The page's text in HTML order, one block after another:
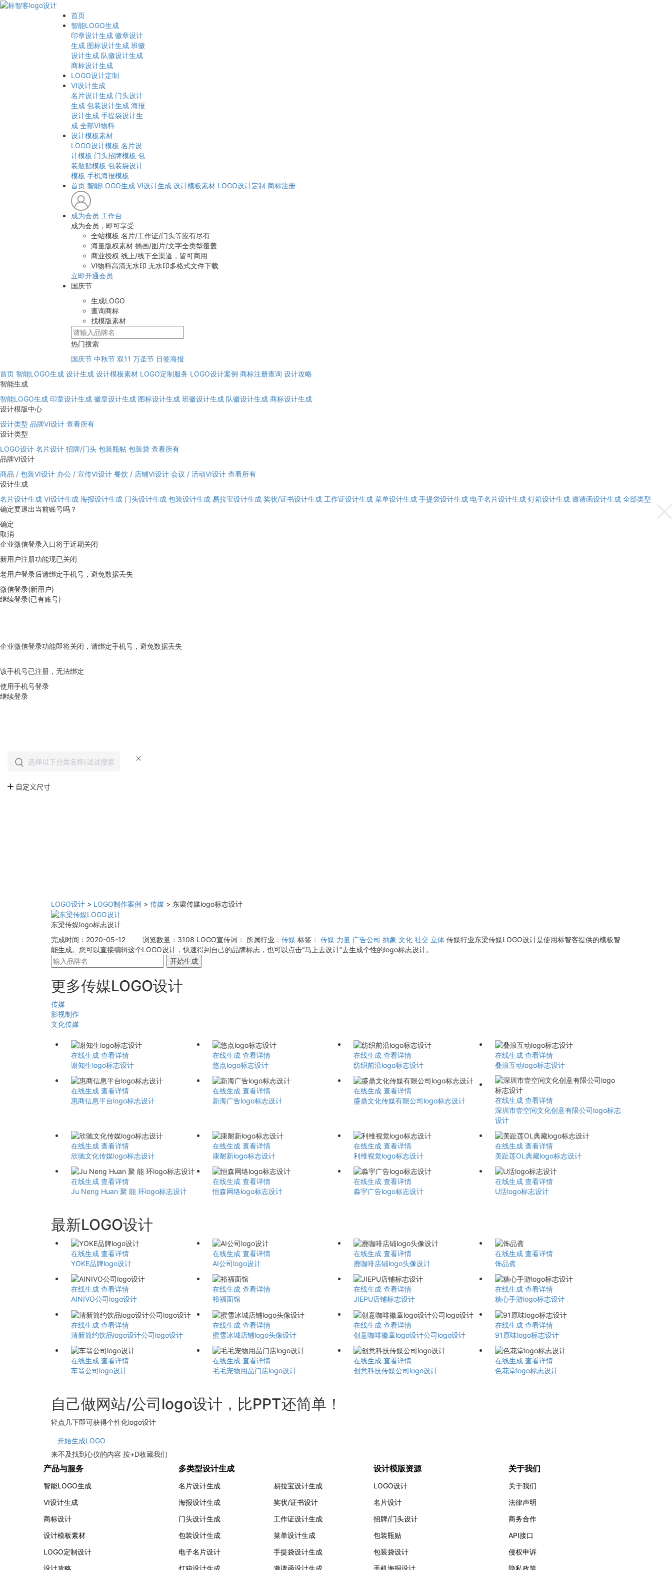
首页
智能LOGO生成
印章设计生成 徽章设计
生成 图标设计生成 班徽
设计生成 队徽设计生成
商标设计生成
LOGO设计定制
VI设计生成
名片设计生成 门头设计
生成 包装设计生成 海报
设计生成 手提袋设计生
成 全部VI物料
设计模板素材
LOGO设计模板 名片设
计模板 门头招牌模板 包
装瓶贴模板 包装袋设计
模板 手机海报模板
首页 智能LOGO生成 VI设计生成 设计模板素材 LOGO设计定制 商标注册
成为会员 工作台
成为会员，即可享受
全站模板 名片/工作证/门头等应有尽有
海量版权素材 插画/图片/文字全类型覆盖
商业授权 线上/线下全渠道，皆可商用
VI物料高清无水印 无水印多格式文件下载
立即开通会员
国庆节
生成LOGO
查询商标
找模版素材
热门搜索
国庆节 中秋节 双11 万圣节 日签海报
首页 智能LOGO生成 设计生成 设计模板素材 LOGO定制服务 LOGO设计案例 商标注册查询 设计攻略
智能生成
智能LOGO生成 印章设计生成 徽章设计生成 图标设计生成 班徽设计生成 队徽设计生成 商标设计生成
设计模版中心
设计类型 品牌VI设计 查看所有
设计类型
LOGO设计 名片设计 招牌/门头 包装瓶帖 包装袋 查看所有
品牌VI设计
商品 / 包装VI设计 办公 / 宣传VI设计 餐饮 / 店铺VI设计 会议 / 活动VI设计 查看所有
设计生成
名片设计生成 VI设计生成 海报设计生成 门头设计生成 包装设计生成 易拉宝设计生成 奖状/证书设计生成 工作证设计生成 菜单设计生成 手提袋设计生成 电子名片设计生成 灯箱设计生成 邀请函设计生成 全部类型
确定要退出当前账号吗？
确定
取消
企业微信登录入口将于近期关闭
新用户注册功能现已关闭
老用户登录后请绑定手机号，避免数据丢失
微信登录(新用户)
继续登录(已有账号)
企业微信登录功能即将关闭，请绑定手机号，避免数据丢失
该手机号已注册，无法绑定
使用手机号登录
继续登录
LOGO设计 > LOGO制作案例 > 传媒 > 东梁传媒logo标志设计
东梁传媒logo标志设计
完成时间：2020-05-12
浏览数量：3108 LOGO宣传词： 所属行业： 传媒 标签： 传媒 力量 广告公司 抽象 文化 社交 立体 传媒行业东梁传媒LOGO设计是使用标智客提供的模板智
能生成。您可以直接编辑这个LOGO设计，快速得到自己的品牌标志，也可以点击“马上去设计”去生成个性的logo标志设计。
开始生成
更多传媒LOGO设计
传媒
影视制作
文化传媒
在线生成 查看详情
谢知生logo标志设计
在线生成 查看详情
悠点logo标志设计
在线生成 查看详情
纺织前沿logo标志设计
在线生成 查看详情
叠浪互动logo标志设计
在线生成 查看详情
惠商信息平台logo标志设计
在线生成 查看详情
新海广告logo标志设计
在线生成 查看详情
盛鼎文化传媒有限公司logo标志设计
在线生成 查看详情
深圳市壹空间文化创意有限公司logo标志
设计
在线生成 查看详情
欣驰文化传媒logo标志设计
在线生成 查看详情
康耐新logo标志设计
在线生成 查看详情
利维视觉logo标志设计
在线生成 查看详情
美趾莲OL典藏logo标志设计
在线生成 查看详情
Ju Neng Huan 聚 能 环logo标志设计
在线生成 查看详情
恒森网络logo标志设计
在线生成 查看详情
淼宇广告logo标志设计
在线生成 查看详情
U活logo标志设计
最新LOGO设计
在线生成 查看详情
YOKE品牌logo设计
在线生成 查看详情
AI公司logo设计
在线生成 查看详情
鹿咖啡店铺logo头像设计
在线生成 查看详情
饰品斋
在线生成 查看详情
AINIVO公司logo设计
在线生成 查看详情
裕福面馆
在线生成 查看详情
JIEPU店铺标志设计
在线生成 查看详情
糖心手游logo标志设计
在线生成 查看详情
清新简约饮品logo设计公司logo设计
在线生成 查看详情
蜜雪冰城店铺logo头像设计
在线生成 查看详情
创意咖啡徽章logo设计公司logo设计
在线生成 查看详情
91原味logo标志设计
在线生成 查看详情
车翁公司logo设计
在线生成 查看详情
毛毛宠物用品门店logo设计
在线生成 查看详情
创意科技传媒公司logo设计
在线生成 查看详情
色花堂logo标志设计
自己做网站/公司logo设计，比PPT还简单！
轻点几下即可获得个性化logo设计
开始生成LOGO
来不及找到心仪的内容 按+D收藏我们
产品与服务
智能LOGO生成
VI设计生成
商标设计
设计模板素材
LOGO定制设计
设计攻略
多类型设计生成
名片设计生成
海报设计生成
门头设计生成
包装设计生成
电子名片设计
灯箱设计生成
易拉宝设计生成
奖状/证书设计
工作证设计生成
菜单设计生成
手提袋设计生成
邀请函设计生成
设计模版资源
LOGO设计
名片设计
招牌/门头设计
包装瓶贴
包装袋设计
手机海报设计
关于我们
关于我们
法律声明
商务合作
API接口
侵权申诉
隐私政策